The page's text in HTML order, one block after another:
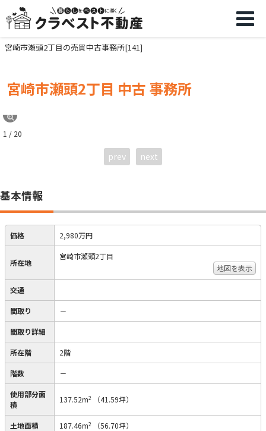
宮崎市瀬頭2丁目の売買中古事務所[141]
宮崎市瀬頭2丁目 中古 事務所
1 / 20
prev next
基本情報
価格 2,980万円
所在地
宮崎市瀬頭2丁目
地図を表示
交通
間取り －
間取り詳細
所在階 2階
階数 －
使用部分面
積
137.52m2 （41.59坪）
土地面積 187.46m2 （56.70坪）